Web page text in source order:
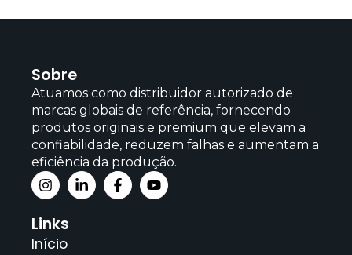
Sobre
Atuamos como distribuidor autorizado de
marcas globais de referência, fornecendo
produtos originais e premium que elevam a
confiabilidade, reduzem falhas e aumentam a
eficiência da produção.
Links
Início